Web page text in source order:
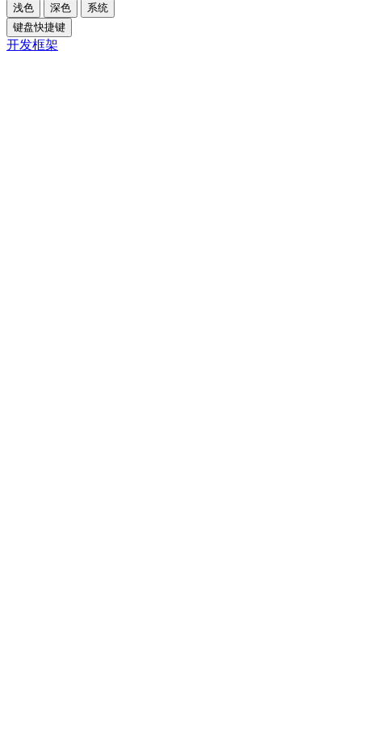
浅色 深色
系统
键盘快捷键
开发框架